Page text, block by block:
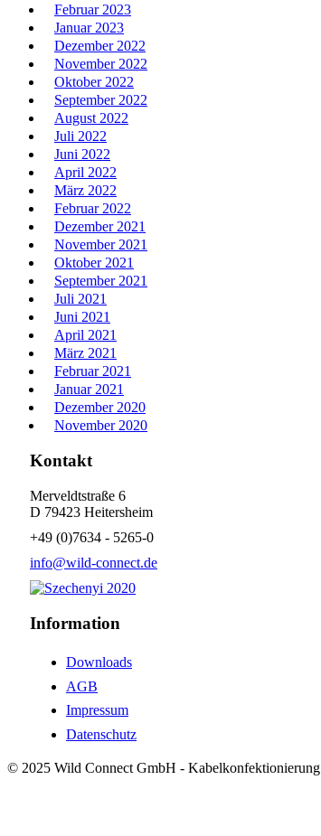
Februar 2023
Januar 2023
Dezember 2022
November 2022
Oktober 2022
September 2022
August 2022
Juli 2022
Juni 2022
April 2022
März 2022
Februar 2022
Dezember 2021
November 2021
Oktober 2021
September 2021
Juli 2021
Juni 2021
April 2021
März 2021
Februar 2021
Januar 2021
Dezember 2020
November 2020
Kontakt
Merveldtstraße 6
D 79423 Heitersheim
+49 (0)7634 - 5265-0
info@wild-connect.de
Information
Downloads
AGB
Impressum
Datenschutz
© 2025 Wild Connect GmbH - Kabelkonfektionierung